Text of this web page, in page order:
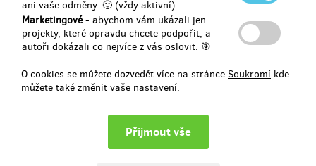
ani vaše odměny. 🙂 (vždy aktivní)
Marketingové- abychom vám ukázali jen
projekty, které opravdu chcete podpořit, a
autoři dokázali co nejvíce z vás oslovit. 🎯
O cookies se můžete dozvedět více na stránce Soukromí kde
můžete také změnit vaše nastavení.
Vyber si tuto odměnu a buď hvězdou maškarního či plesu!
Doručení odměny: do týdne po ukončení projektu na Hithitu
800 Kč